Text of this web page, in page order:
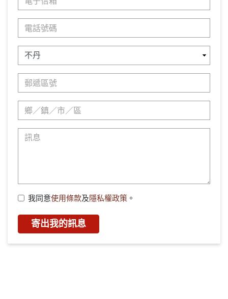
我同意使用條款及隱私權政策 。
寄出我的訊息